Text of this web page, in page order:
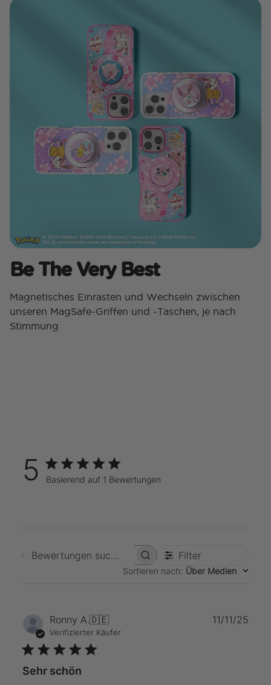
Be The Very Best​
Magnetisches Einrasten und Wechseln zwischen
unseren MagSafe-Griffen und -Taschen, je nach
Stimmung
5 Basierend auf 1 Bewertungen
Bewertungen suchenFilter
Sortieren nach: Über Medien
Ronny A.🇩🇪
Verifizierter Käufer
Sehr schön
11/11/25